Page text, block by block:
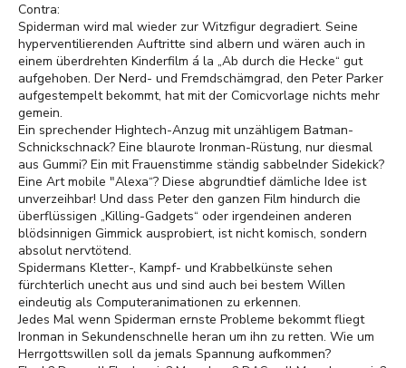
Contra:
Spiderman wird mal wieder zur Witzfigur degradiert. Seine
hyperventilierenden Auftritte sind albern und wären auch in
einem überdrehten Kinderfilm á la „Ab durch die Hecke“ gut
aufgehoben. Der Nerd- und Fremdschämgrad, den Peter Parker
aufgestempelt bekommt, hat mit der Comicvorlage nichts mehr
gemein.
Ein sprechender Hightech-Anzug mit unzähligem Batman-
Schnickschnack? Eine blaurote Ironman-Rüstung, nur diesmal
aus Gummi? Ein mit Frauenstimme ständig sabbelnder Sidekick?
Eine Art mobile "Alexa“? Diese abgrundtief dämliche Idee ist
unverzeihbar! Und dass Peter den ganzen Film hindurch die
überflüssigen „Killing-Gadgets“ oder irgendeinen anderen
blödsinnigen Gimmick ausprobiert, ist nicht komisch, sondern
absolut nervtötend.
Spidermans Kletter-, Kampf- und Krabbelkünste sehen
fürchterlich unecht aus und sind auch bei bestem Willen
eindeutig als Computeranimationen zu erkennen.
Jedes Mal wenn Spiderman ernste Probleme bekommt fliegt
Ironman in Sekundenschnelle heran um ihn zu retten. Wie um
Herrgottswillen soll da jemals Spannung aufkommen?